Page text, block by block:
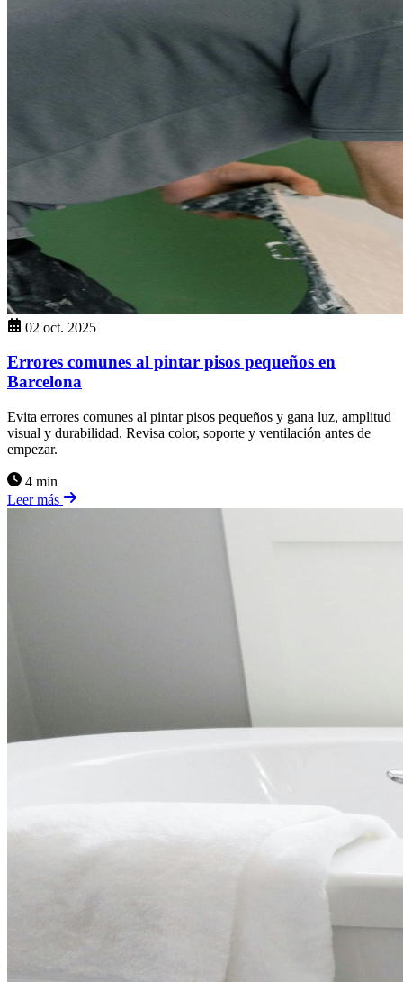
02 oct. 2025
Errores comunes al pintar pisos pequeños en
Barcelona
Evita errores comunes al pintar pisos pequeños y gana luz, amplitud
visual y durabilidad. Revisa color, soporte y ventilación antes de
empezar.
4 min
Leer más